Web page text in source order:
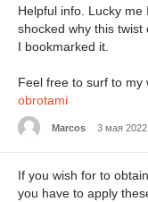
Helpful info. Lucky
shocked why this
I bookmarked it.
Feel free to surf to my
obrotami
Marcos 3 мая
If you wish for to
you have to apply